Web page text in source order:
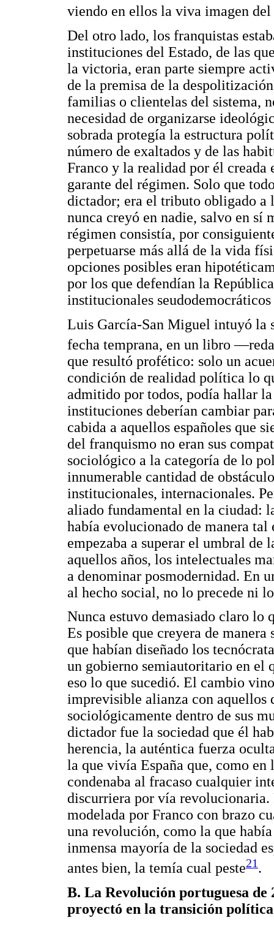
viendo en ellos la viva imagen
Del otro lado, los franquistas
instituciones del Estado, de las
la victoria, eran parte siempre
de la premisa de la
familias o clientelas del sistema,
necesidad de organizarse
sobrada protegía la estructura
número de exaltados y de las
Franco y la realidad por él
garante del régimen. Solo que
dictador; era el tributo obligado a
nunca creyó en nadie, salvo en sí
régimen consistía, por
perpetuarse más allá de la vida
opciones posibles eran
por los que defendían la
institucionales
Luis García-San Miguel intuyó la
fecha temprana, en un libro
que resultó profético: solo un
condición de realidad política lo
admitido por todos, podía hallar
instituciones deberían cambiar
cabida a aquellos españoles que
del franquismo no eran sus
sociológico a la categoría de lo
innumerable cantidad de
institucionales, internacionales.
aliado fundamental en la ciudad:
había evolucionado de manera
empezaba a superar el umbral de
aquellos años, los intelectuales
a denominar posmodernidad. En
al hecho social, no lo precede ni
Nunca estuvo demasiado claro lo
Es posible que creyera de manera
que habían diseñado los
un gobierno semiautoritario en el
eso lo que sucedió. El cambio
imprevisible alianza con aquellos
sociológicamente dentro de sus
dictador fue la sociedad que él
herencia, la auténtica fuerza
la que vivía España que, como
condenaba al fracaso cualquier
discurriera por vía
modelada por Franco con brazo
una revolución, como la que
inmensa mayoría de la sociedad
antes bien, la temía cual peste21.
B. La Revolución portuguesa de
proyectó en la transición política